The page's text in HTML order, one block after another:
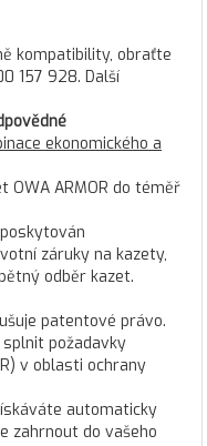
kompatibility, obraťte
157 928. Další
ekonomického a
OWA ARMOR do téměř
záruky na kazety,
odběr kazet.
patentové právo.
splnit požadavky
v oblasti ochrany
automaticky
zahrnout do vašeho